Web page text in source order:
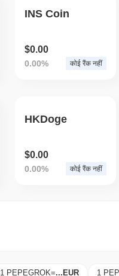
INS Coin
$0.00
0.00% कोई रैंक नहीं
HKDoge
$0.00
0.00% कोई रैंक नहीं
1 PEPEGROK=...EUR 1